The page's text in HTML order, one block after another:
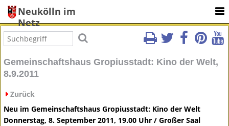
Neukölln im
Netz
Gemeinschaftshaus Gropiusstadt: Kino der Welt,
8.9.2011
Zurück
Neu im Gemeinschaftshaus Gropiusstadt: Kino der Welt
Donnerstag, 8. September 2011, 19.00 Uhr / Großer Saal